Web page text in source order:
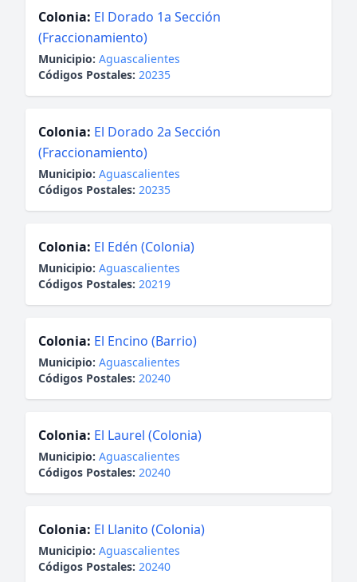
Colonia: El Dorado 1a Sección
(Fraccionamiento)
Municipio: Aguascalientes
Códigos Postales: 20235
Colonia: El Dorado 2a Sección
(Fraccionamiento)
Municipio: Aguascalientes
Códigos Postales: 20235
Colonia: El Edén (Colonia)
Municipio: Aguascalientes
Códigos Postales: 20219
Colonia: El Encino (Barrio)
Municipio: Aguascalientes
Códigos Postales: 20240
Colonia: El Laurel (Colonia)
Municipio: Aguascalientes
Códigos Postales: 20240
Colonia: El Llanito (Colonia)
Municipio: Aguascalientes
Códigos Postales: 20240